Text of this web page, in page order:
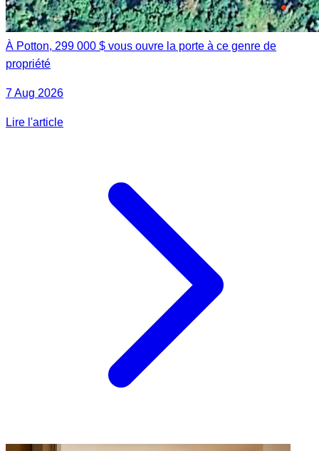
À Potton, 299 000 $ vous ouvre la porte à ce genre de
propriété
7 Aug 2026
Lire l'article